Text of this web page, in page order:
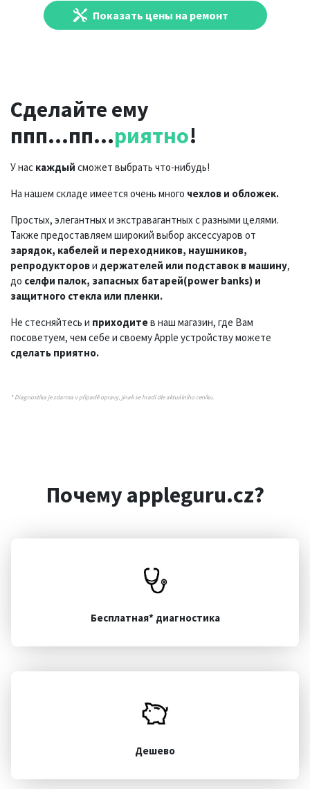
Показать цены на ремонт
Сделайте ему
ппп...пп...риятно!
У нас каждый сможет выбрать что-нибудь!
На нашем складе имеется очень много чехлов и обложек.
Простых, элегантных и экстравагантных с разными целями.
Также предоставляем широкий выбор аксессуаров от
зарядок, кабелей и переходников, наушников,
репродукторови держателей или подставок в машину,
до селфи палок, запасных батарей(power banks) и
защитного стекла или пленки.
Не стесняйтесь и приходитев наш магазин, где Вам
посоветуем, чем себе и своему Apple устройству можете
сделать приятно.
* Diagnostika je zdarma v případě opravy, jinak se hradí dle aktuálního ceníku.
Почему appleguru.cz?
Бесплатная* диагностика
Дешево